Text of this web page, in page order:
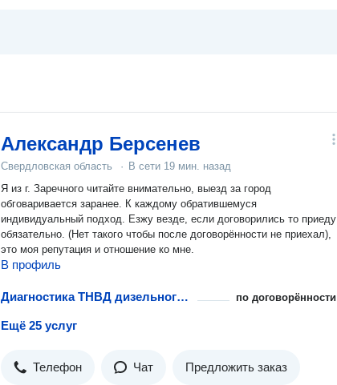
Александр Берсенев
Свердловская область · В сети 19 мин. назад
Я из г. Заречного читайте внимательно, выезд за город
обговаривается заранее. К каждому обратившемуся
индивидуальный подход. Езжу везде, если договорились то приеду
обязательно. (Нет такого чтобы после договорённости не приехал),
это моя репутация и отношение ко мне.
В профиль
Диагностика ТНВД дизельного двигателя по договорённости
Ещё 25 услуг
Телефон Чат Предложить заказ